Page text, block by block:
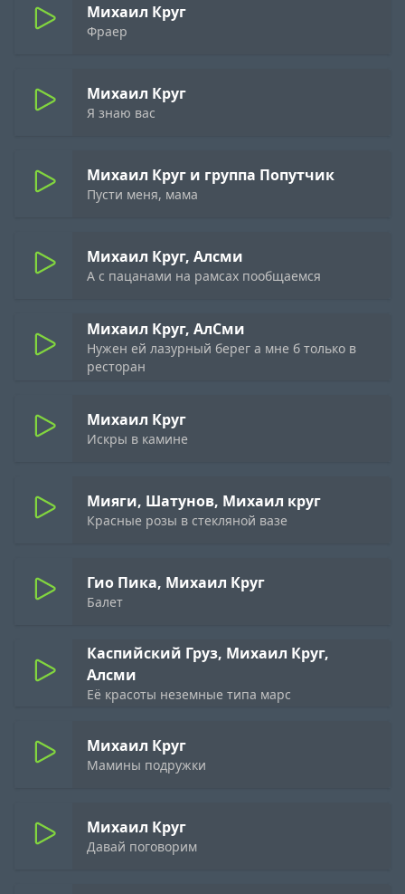
Михаил Круг
Фраер
Михаил Круг
Я знаю вас
Михаил Круг и группа Попутчик
Пусти меня, мама
Михаил Круг, Алсми
А с пацанами на рамсах пообщаемся
Михаил Круг, АлСми
Нужен ей лазурный берег а мне б только в
ресторан
Михаил Круг
Искры в камине
Мияги, Шатунов, Михаил круг
Красные розы в стекляной вазе
Гио Пика, Михаил Круг
Балет
Каспийский Груз, Михаил Круг,
Алсми
Её красоты неземные типа марс
Михаил Круг
Мамины подружки
Михаил Круг
Давай поговорим